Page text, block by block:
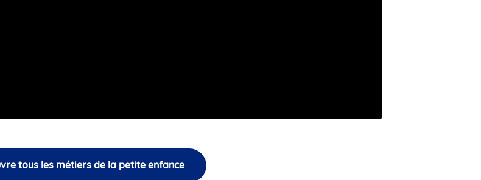
tous les métiers de la petite enfance